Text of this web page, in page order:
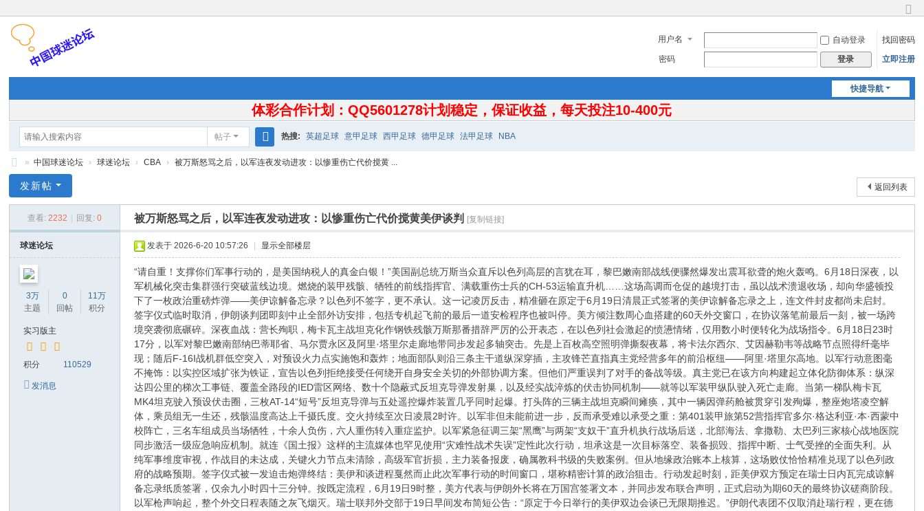
换
到
窄
用户名 自动登录
找回密码
密码
登录 立即注册
快捷导航
体彩合作计划：QQ5601278计划稳定，保证收益，每天投注10-400元
帖子
搜
热搜: 英超足球 意甲足球 西甲足球 德甲足球 法甲足球 NBA
国
迷
论
坛
» 中国球迷论坛 › 球迷论坛 › CBA › 被万斯怒骂之后，以军连夜发动进攻：以惨重伤亡代价搅黄 ...
返回列表
发新帖
查看: 2232 回复: 0 被万斯怒骂之后，以军连夜发动进攻：以惨重伤亡代价搅黄美伊谈判 [复制链接]
球迷论坛
3万
主题
0
回帖
11万
积分
实习版主
积分 110529
发消息
发表于 2026-6-20 10:57:26 显示全部楼层
“请自重！支撑你们军事行动的，是美国纳税人的真金白银！”美国副总统万斯当众直斥以色列高层的言犹在耳，黎巴嫩南部战线便骤然爆发出震耳欲聋的炮火轰鸣。6月18日深夜，以
军机械化突击集群强行突破蓝线边境。燃烧的装甲残骸、牺牲的前线指挥官、满载重伤士兵的CH-53运输直升机……这场高调而仓促的越境打击，虽以战术溃退收场，却向华盛顿投
下了一枚政治重磅炸弹——美伊谅解备忘录？以色列不签字，更不承认。这一记凌厉反击，精准砸在原定于6月19日清晨正式签署的美伊谅解备忘录之上，连文件封皮都尚未启封。
签字仪式临时取消，伊朗谈判团即刻中止全部外访安排，包括专机起飞前的最后一道安检程序也被叫停。美方倾注数周心血搭建的60天外交窗口，在协议落笔前最后一刻，被一场跨
境突袭彻底碾碎。深夜血战：营长殉职，梅卡瓦主战坦克化作钢铁残骸万斯那番措辞严厉的公开表态，在以色列社会激起的愤懑情绪，仅用数小时便转化为战场指令。6月18日23时
17分，以军对黎巴嫩南部纳巴蒂耶省、马尔贾永区及阿里·塔里尔走廊地带同步发起多轴突击。先是上百枚高空照明弹撕裂夜幕，将卡法尔西尔、艾因赫勒韦等战略节点照得纤毫毕
现；随后F-16I战机群低空突入，对预设火力点实施饱和轰炸；地面部队则沿三条主干道纵深穿插，主攻锋芒直指真主党经营多年的前沿枢纽——阿里·塔里尔高地。以军行动意图毫
不掩饰：以实控区域扩张为铁证，宣告以色列拒绝接受任何绕开自身安全关切的外部协调方案。但他们严重误判了对手的备战等级。真主党已在该方向构建起立体化防御体系：纵深
达四公里的梯次工事链、覆盖全路段的IED雷区网络、数十个隐蔽式反坦克导弹发射巢，以及经实战淬炼的伏击协同机制——就等以军装甲纵队驶入死亡走廊。当第一梯队梅卡瓦
MK4坦克驶入预设伏击圈，三枚AT-14“短号”反坦克导弹与五处遥控爆炸装置几乎同时起爆。打头阵的三辆主战坦克瞬间瘫痪，其中一辆因弹药舱被贯穿引发殉爆，整座炮塔凌空解
体，乘员组无一生还，残骸温度高达上千摄氏度。交火持续至次日凌晨2时许。以军非但未能前进一步，反而承受难以承受之重：第401装甲旅第52营指挥官多尔·格达利亚·本·西蒙中
校阵亡，三名车组成员当场牺牲，十余人负伤，六人重伤转入重症监护。以军紧急征调三架“黑鹰”与两架“支奴干”直升机执行战场后送，北部海法、拿撒勒、太巴列三家核心战地医院
同步激活一级应急响应机制。就连《国土报》这样的主流媒体也罕见使用“灾难性战术失误”定性此次行动，坦承这是一次目标落空、装备损毁、指挥中断、士气受挫的全面失利。从
纯军事维度审视，作战目的未达成，关键火力节点未清除，高级军官折损，主力装备报废，确属教科书级的失败案例。但从地缘政治账本上核算，这场败仗恰恰精准兑现了以色列政
府的战略预期。签字仪式被一发迫击炮弹终结：美伊和谈进程戛然而止此次军事行动的时间窗口，堪称精密计算的政治狙击。行动发起时刻，距美伊双方预定在瑞士日内瓦完成谅解
备忘录纸质签署，仅余九小时四十三分钟。按既定流程，6月19日9时整，美方代表与伊朗外长将在万国宫签署文本，并同步发布联合声明，正式启动为期60天的最终协议磋商阶段。
以军枪声响起，整个外交日程表随之灰飞烟灭。瑞士联邦外交部于19日早间发布简短公告：“原定于今日举行的美伊双边会谈已无限期推迟。”伊朗代表团不仅取消赴瑞行程，更在德